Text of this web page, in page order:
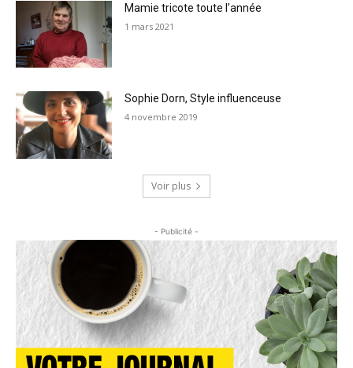
Mamie tricote toute l’année
1 mars 2021
Sophie Dorn, Style influenceuse
4 novembre 2019
Voir plus
- Publicité -